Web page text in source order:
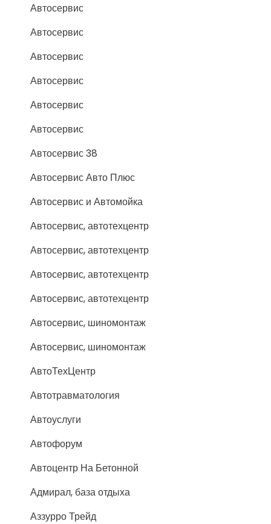
Автосервис
Автосервис
Автосервис
Автосервис
Автосервис
Автосервис
Автосервис 38
Автосервис Авто Плюс
Автосервис и Автомойка
Автосервис, автотехцентр
Автосервис, автотехцентр
Автосервис, автотехцентр
Автосервис, автотехцентр
Автосервис, шиномонтаж
Автосервис, шиномонтаж
АвтоТехЦентр
Автотравматология
Автоуслуги
Автофорум
Автоцентр На Бетонной
Адмирал, база отдыха
Аззурро Трейд